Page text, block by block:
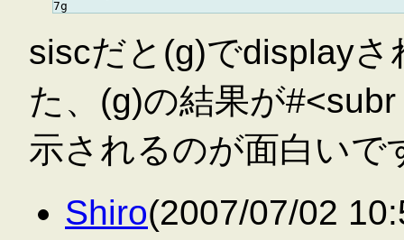
siscだと(g)でdisplay
た、(g)の結果が
示されるのが面白いで
Shiro(2007/07/02